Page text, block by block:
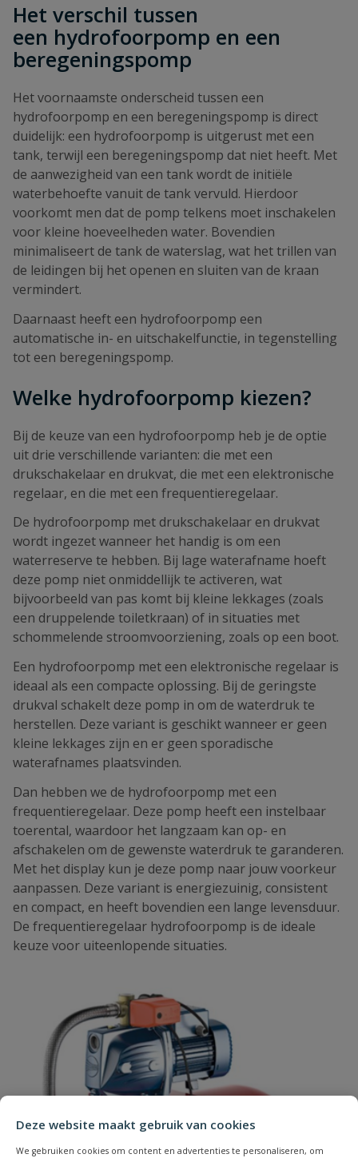
Deze website maakt gebruik van cookies
We gebruiken cookies om content en advertenties te personaliseren, om
Het verschil tussen
een hydrofoorpomp en een
beregeningspomp
Het voornaamste onderscheid tussen een
hydrofoorpomp en een beregeningspomp is direct
duidelijk: een hydrofoorpomp is uitgerust met een
tank, terwijl een beregeningspomp dat niet heeft. Met
de aanwezigheid van een tank wordt de initiële
waterbehoefte vanuit de tank vervuld. Hierdoor
voorkomt men dat de pomp telkens moet inschakelen
voor kleine hoeveelheden water. Bovendien
minimaliseert de tank de waterslag, wat het trillen van
de leidingen bij het openen en sluiten van de kraan
vermindert.
Daarnaast heeft een hydrofoorpomp een
automatische in- en uitschakelfunctie, in tegenstelling
tot een beregeningspomp.
Welke hydrofoorpomp kiezen?
Bij de keuze van een hydrofoorpomp heb je de optie
uit drie verschillende varianten: die met een
drukschakelaar en drukvat, die met een elektronische
regelaar, en die met een frequentieregelaar.
De hydrofoorpomp met drukschakelaar en drukvat
wordt ingezet wanneer het handig is om een
waterreserve te hebben. Bij lage waterafname hoeft
deze pomp niet onmiddellijk te activeren, wat
bijvoorbeeld van pas komt bij kleine lekkages (zoals
een druppelende toiletkraan) of in situaties met
schommelende stroomvoorziening, zoals op een boot.
Een hydrofoorpomp met een elektronische regelaar is
ideaal als een compacte oplossing. Bij de geringste
drukval schakelt deze pomp in om de waterdruk te
herstellen. Deze variant is geschikt wanneer er geen
kleine lekkages zijn en er geen sporadische
waterafnames plaatsvinden.
Dan hebben we de hydrofoorpomp met een
frequentieregelaar. Deze pomp heeft een instelbaar
toerental, waardoor het langzaam kan op- en
afschakelen om de gewenste waterdruk te garanderen.
Met het display kun je deze pomp naar jouw voorkeur
aanpassen. Deze variant is energiezuinig, consistent
en compact, en heeft bovendien een lange levensduur.
De frequentieregelaar hydrofoorpomp is de ideale
keuze voor uiteenlopende situaties.